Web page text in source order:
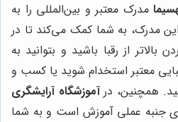
مدرک معتبر و بین‌المللی را به
مدرک، به شما کمک می‌کند تا در
بالاتر از رقبا باشید و بتوانید به
معتبر استخدام شوید یا کسب و
همچنین، درآموزشگاه آرایشگری
جنبه عملی آموزش است و به شما